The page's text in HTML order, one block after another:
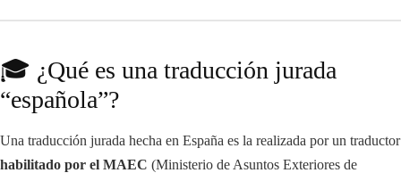
🎓 ¿Qué es una traducción jurada
“española”?
Una traducción jurada hecha en España es la realizada por un traductor
habilitado por el MAEC (Ministerio de Asuntos Exteriores de